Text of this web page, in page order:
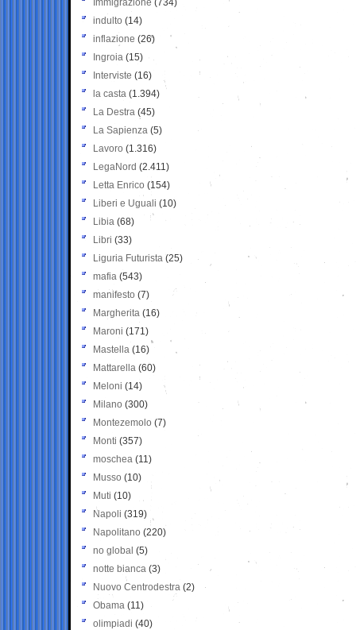
Immigrazione (734)
indulto (14)
inflazione (26)
Ingroia (15)
Interviste (16)
la casta (1.394)
La Destra (45)
La Sapienza (5)
Lavoro (1.316)
LegaNord (2.411)
Letta Enrico (154)
Liberi e Uguali (10)
Libia (68)
Libri (33)
Liguria Futurista (25)
mafia (543)
manifesto (7)
Margherita (16)
Maroni (171)
Mastella (16)
Mattarella (60)
Meloni (14)
Milano (300)
Montezemolo (7)
Monti (357)
moschea (11)
Musso (10)
Muti (10)
Napoli (319)
Napolitano (220)
no global (5)
notte bianca (3)
Nuovo Centrodestra (2)
Obama (11)
olimpiadi (40)